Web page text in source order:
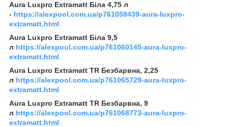
Aura Luxpro Extramatt Біла 4,75 л
- https://alexpool.com.ua/p761058439-aura-luxpro-
extramatt.html
Aura Luxpro Extramatt Біла 9,5
л https://alexpool.com.ua/p761060145-aura-luxpro-
extramatt.html
Aura Luxpro Extramatt TR Безбарвна, 2,25
л https://alexpool.com.ua/p761065729-aura-luxpro-
extramatt.html
Aura Luxpro Extramatt TR Безбарвна, 9
л https://alexpool.com.ua/p761068773-aura-luxpro-
extramatt.html